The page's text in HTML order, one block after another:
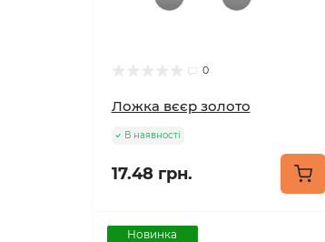
0
Ложка вєєр золото
В наявності
17.48 грн.
Новинка